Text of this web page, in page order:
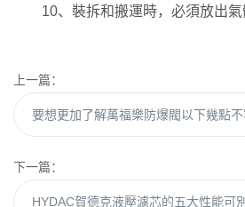
10、裝拆和搬運時，必須放出氣
上一篇：
要想更加了解萬福樂防爆閥以下幾點
下一篇：
HYDAC賀德克液壓濾芯的五大性能可